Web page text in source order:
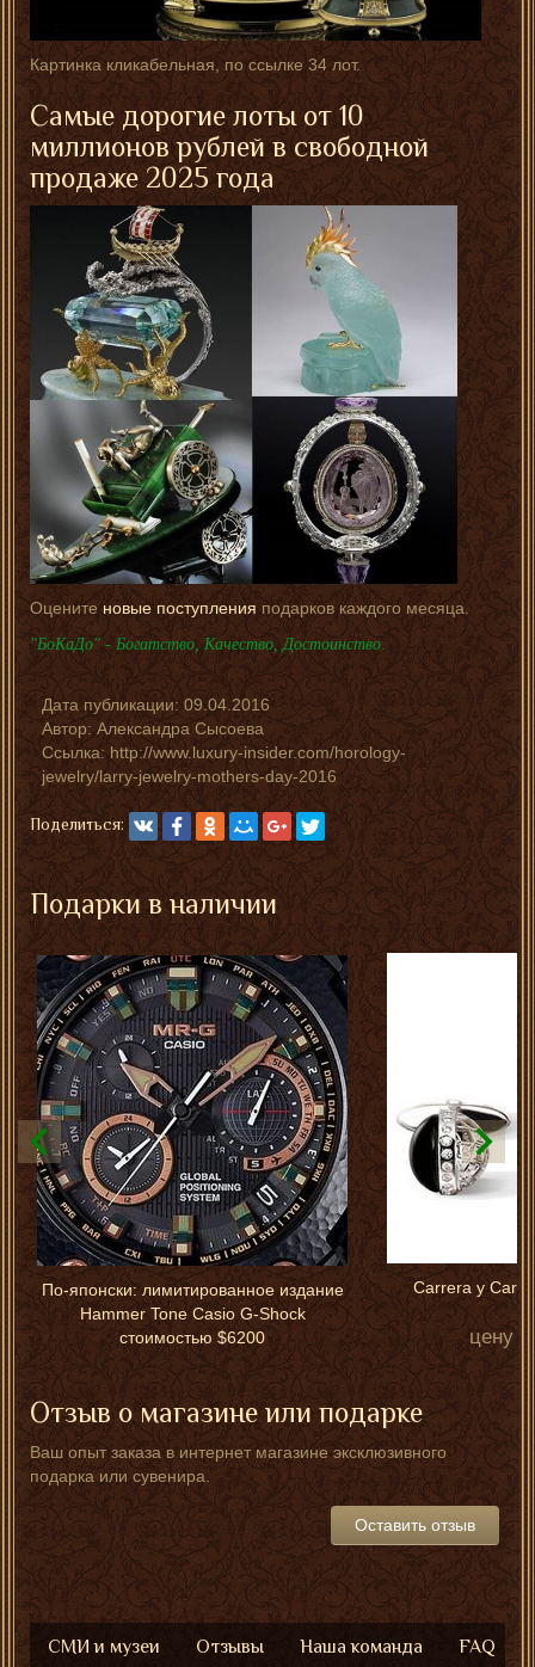
Картинка кликабельная, по ссылке 34 лот.
Самые дорогие лоты от 10
миллионов рублей в свободной
продаже 2025 года
Оценитеновые поступления подарков каждого месяца.
"БоКаДо" - Богатство, Качество, Достоинство.
Дата публикации:09.04.2016
Автор: Александра Сысоева
Ссылка: http://www.luxury-insider.com/horology-
jewelry/larry-jewelry-mothers-day-2016
Поделиться:
Подарки в наличии
По-японски: лимитированное издание
Hammer Tone Casio G-Shock
стоимостью $6200
Carrera y
цену
Отзыв о магазине или подарке
Ваш опыт заказа в интернет магазине эксклюзивного
подарка или сувенира.
Оставить отзыв
СМИ и музеи Отзывы Наша команда FAQ